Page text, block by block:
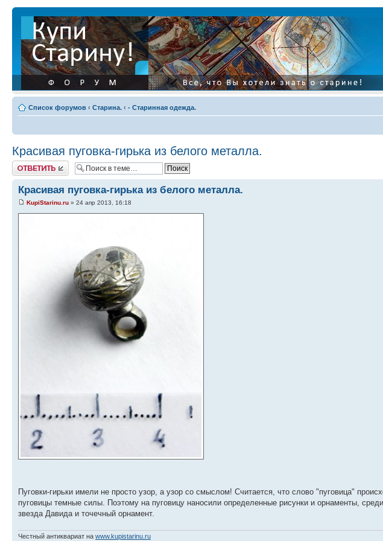
Список форумов ‹ Старина. ‹ - Старинная одежда.
Красивая пуговка-гирька из белого металла.
Ответить
Красивая пуговка-гирька из белого металла.
KupiStarinu.ru » 24 апр 2013, 16:18
Пуговки-гирьки имели не просто узор, а узор со смыслом! Считается, что слово "пуговица"
пуговицы темные силы. Поэтому на пуговицу наносили определенные рисунки и орнаменты,
звезда Давида и точечный орнамент.
Честный антиквариат на www.kupistarinu.ru